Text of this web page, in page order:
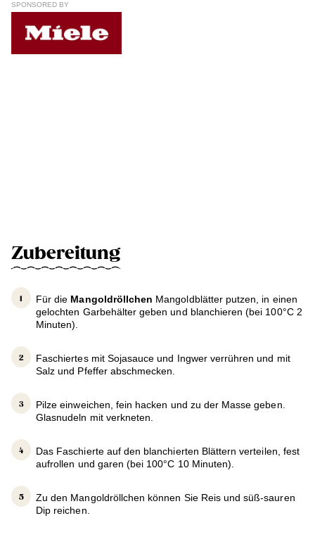
SPONSORED BY
Zubereitung
Für die Mangoldröllchen Mangoldblätter putzen, in einen
gelochten Garbehälter geben und blanchieren (bei 100°C 2
Minuten).
Faschiertes mit Sojasauce und Ingwer verrühren und mit
Salz und Pfeffer abschmecken.
Pilze einweichen, fein hacken und zu der Masse geben.
Glasnudeln mit verkneten.
Das Faschierte auf den blanchierten Blättern verteilen, fest
aufrollen und garen (bei 100°C 10 Minuten).
Zu den Mangoldröllchen können Sie Reis und süß-sauren
Dip reichen.